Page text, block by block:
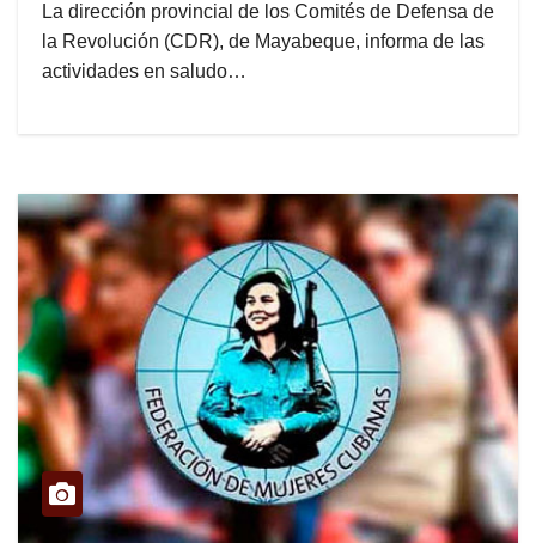
La dirección provincial de los Comités de Defensa de
la Revolución (CDR), de Mayabeque, informa de las
actividades en saludo…